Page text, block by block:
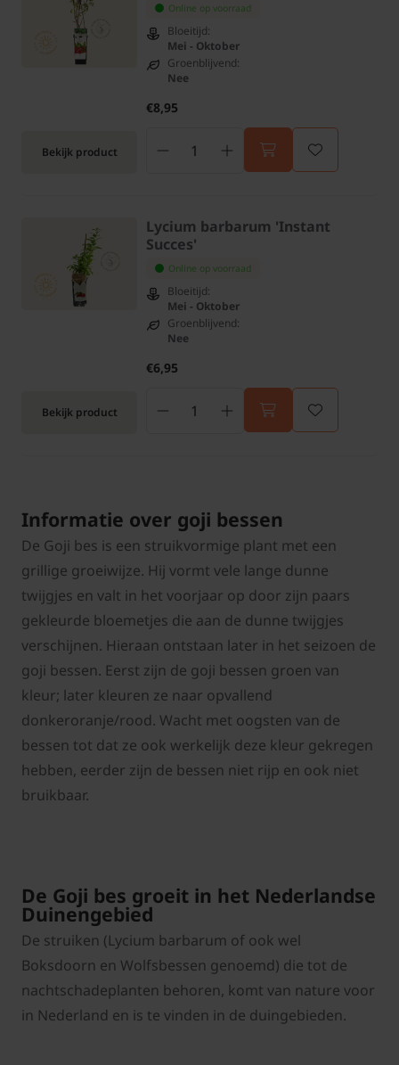
Bekijk product
Online op voorraad
Bloeitijd:
Mei - Oktober
Groenblijvend:
Nee
€8,95
Bekijk product
Lycium barbarum 'Instant
Succes'
Online op voorraad
Bloeitijd:
Mei - Oktober
Groenblijvend:
Nee
€6,95
Informatie over goji bessen
De Goji bes is een struikvormige plant met een
grillige groeiwijze. Hij vormt vele lange dunne
twijgjes en valt in het voorjaar op door zijn paars
gekleurde bloemetjes die aan de dunne twijgjes
verschijnen. Hieraan ontstaan later in het seizoen de
goji bessen. Eerst zijn de goji bessen groen van
kleur; later kleuren ze naar opvallend
donkeroranje/rood. Wacht met oogsten van de
bessen tot dat ze ook werkelijk deze kleur gekregen
hebben, eerder zijn de bessen niet rijp en ook niet
bruikbaar.
De Goji bes groeit in het Nederlandse
Duinengebied
De struiken (Lycium barbarum of ook wel
Boksdoorn en Wolfsbessen genoemd) die tot de
nachtschadeplanten behoren, komt van nature voor
in Nederland en is te vinden in de duingebieden.